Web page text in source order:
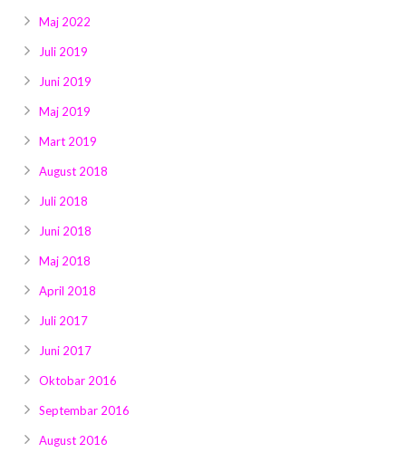
Maj 2022
Juli 2019
Juni 2019
Maj 2019
Mart 2019
August 2018
Juli 2018
Juni 2018
Maj 2018
April 2018
Juli 2017
Juni 2017
Oktobar 2016
Septembar 2016
August 2016